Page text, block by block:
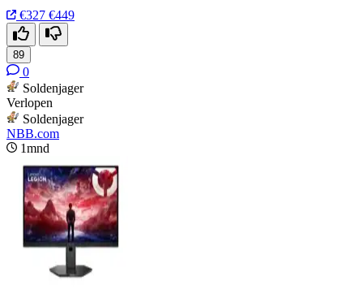
€327 €449
89
0
Soldenjager
Verlopen
Soldenjager
NBB.com
1mnd